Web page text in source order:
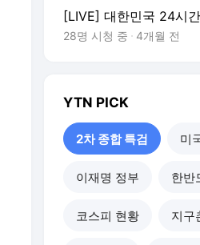
[LIVE] 대한민국 24시
28명 시청 중 4개월 전
YTN PICK
2차 종합 특검 미
이재명 정부
코스피 현황 지구